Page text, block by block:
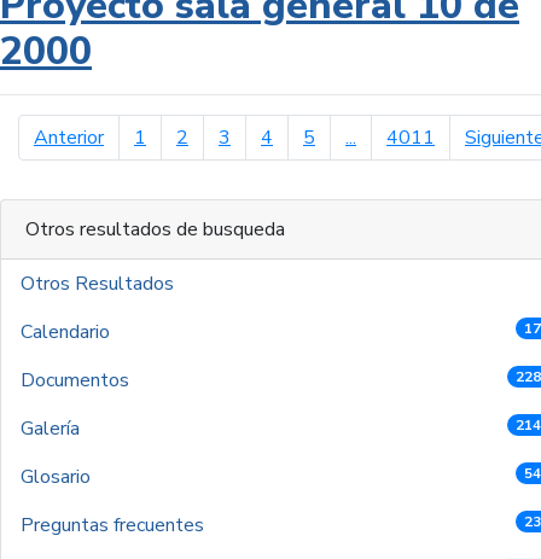
2000
Anteriorpágina anterior
1 2 3 4 5 ... 4011
Otros resultados de busqueda
Otros Resultados
Calendario
Documentos
Galería
Glosario
Preguntas frecuentes